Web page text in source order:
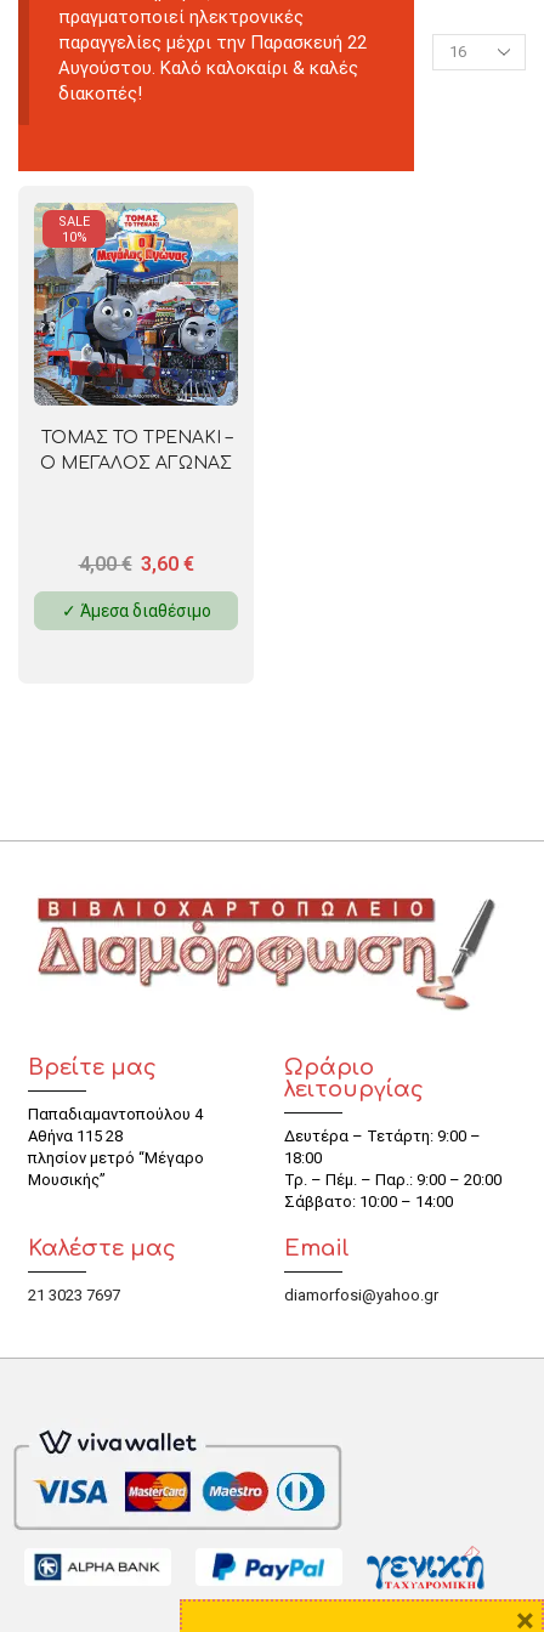
πραγματοποιεί ηλεκτρονικές
παραγγελίες μέχρι την Παρασκευή 22
Αυγούστου. Καλό καλοκαίρι & καλές
διακοπές!
SALE
10%
ΤΟΜΑΣ ΤΟ ΤΡΕΝΑΚΙ –
Ο ΜΕΓΑΛΟΣ ΑΓΩΝΑΣ
4,00€ 3,60 €
✓ Άμεσα διαθέσιμο
Βρείτε μας
Παπαδιαμαντοπούλου 4
Αθήνα 115 28
πλησίον μετρό “Μέγαρο
Μουσικής”
Ωράριο
λειτουργίας
Δευτέρα – Τετάρτη: 9:00 –
18:00
Τρ. – Πέμ. – Παρ.: 9:00 – 20:00
Σάββατο: 10:00 – 14:00
Καλέστε μας
21 3023 7697
Email
diamorfosi@yahoo.gr
×